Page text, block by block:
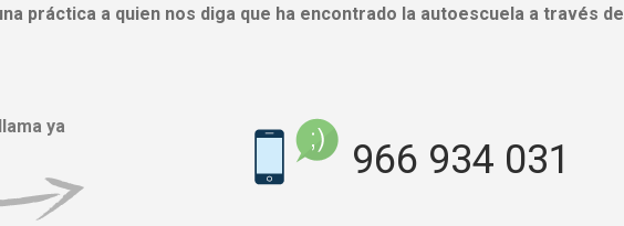
práctica a quien nos diga que ha encontrado la autoescuela a través de
ya
966 934 031